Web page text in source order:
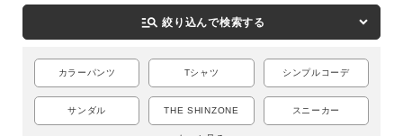
詳細検索
manage_search 絞り込んで検索する
カラーパンツ Tシャツ シンプルコーデ
サンダル THE SHINZONE スニーカー